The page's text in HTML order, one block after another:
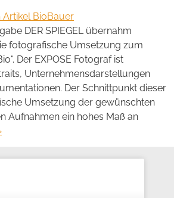
DER SPIEGEL übernahm
fotografische Umsetzung zum
Der EXPOSE Fotograf ist
Unternehmensdarstellungen
Der Schnittpunkt dieser
Umsetzung der gewünschten
Aufnahmen ein hohes Maß an